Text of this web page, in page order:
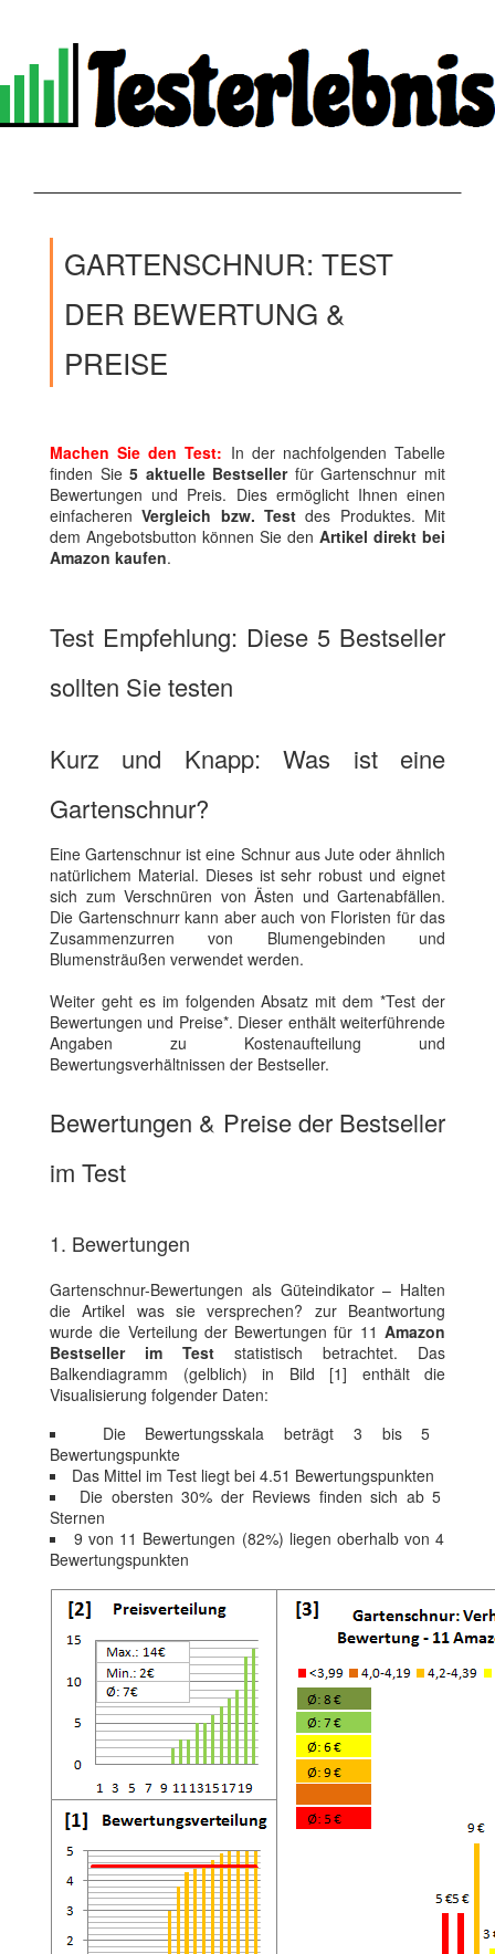
GARTENSCHNUR: TEST
DER BEWERTUNG &
PREISE
Machen Sie den Test: In der nachfolgenden Tabelle
finden Sie5 aktuelle Bestsellerfür Gartenschnur mit
Bewertungen und Preis. Dies ermöglicht Ihnen einen
einfacherenVergleich bzw. Test des Produktes. Mit
dem Angebotsbutton können Sie den Artikel direkt bei
Amazon kaufen.
Test Empfehlung: Diese 5 Bestseller
sollten Sie testen
Kurz und Knapp: Was ist eine
Gartenschnur?
Eine Gartenschnur ist eine Schnur aus Jute oder ähnlich
natürlichem Material. Dieses ist sehr robust und eignet
sich zum Verschnüren von Ästen und Gartenabfällen.
Die Gartenschnurr kann aber auch von Floristen für das
Zusammenzurren von Blumengebinden und
Blumensträußen verwendet werden.
Weiter geht es im folgenden Absatz mit dem *Test der
Bewertungen und Preise*. Dieser enthält weiterführende
Angaben zu Kostenaufteilung und
Bewertungsverhältnissen der Bestseller.
Bewertungen & Preise der Bestseller
im Test
1. Bewertungen
Gartenschnur-Bewertungen als Güteindikator – Halten
die Artikel was sie versprechen? zur Beantwortung
wurde die Verteilung der Bewertungen für 11 Amazon
Bestseller im Test statistisch betrachtet. Das
Balkendiagramm (gelblich) in Bild [1] enthält die
Visualisierung folgender Daten:
Die Bewertungsskala beträgt 3 bis 5
Bewertungspunkte
Das Mittel im Test liegt bei 4.51 Bewertungspunkten
Die obersten 30% der Reviews finden sich ab 5
Sternen
9 von 11 Bewertungen (82%) liegen oberhalb von 4
Bewertungspunkten